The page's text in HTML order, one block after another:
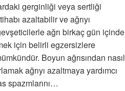
gerginliği veya sertliği
azaltabilir ve ağrıyı
ağrı birkaç gün içinde
için belirli egzersizlere
Boyun ağrısından nasıl
ağrıyı azaltmaya yardımcı
spazmlarını…